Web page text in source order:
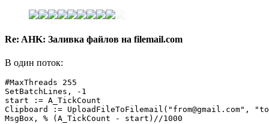
Re: AHK: Заливка файлов на filemail.com
В один поток:
#MaxThreads 255
SetBatchLines, -1
start := A_TickCount
Clipboard := UploadFileToFilemail("from@gmail.com",
MsgBox, % (A_TickCount - start)//1000